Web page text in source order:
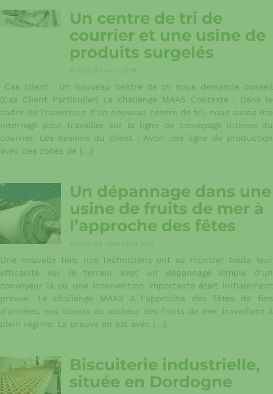
Un centre de tri de
courrier et une usine de
produits surgelés
Cas client : Un nouveau centre de tri nous demande conseil
(Cas Client Particulier) Le challenge MAAS Contexte : Dans le
cadre de l’ouverture d’un nouveau centre de tri, nous avons été
interrogé pour travailler sur la ligne de convoyage interne du
courrier. Les besoins du client : Avoir une ligne de production
avec des zones de […]
Un dépannage dans une
usine de fruits de mer à
l’approche des fêtes
Une nouvelle fois, nos techniciens ont su montrer toute leur
efficacité sur le terrain avec un dépannage simple d’un
convoyeur là où une intervention importante était initialement
prévue. Le challenge MAAS A l’approche des fêtes de fins
d’années, nos clients du secteur des fruits de mer travaillent à
plein régime. La preuve en est avec […]
Biscuiterie industrielle,
située en Dordogne